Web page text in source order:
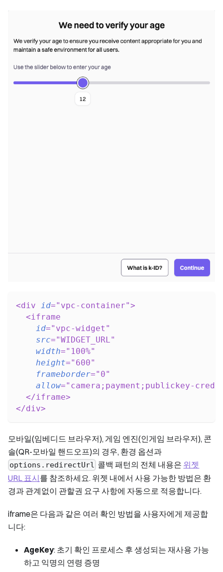
<div id=" vpc-container">
<iframe
id=" vpc-widget "
src="WIDGET_URL"
width=" 100%"
height=" 600"
frameborder=" 0"
allow=" camera;payment;publickey-
</iframe>
</div>
모바일(임베디드 브라우저), 게임 엔진(인게임 브라우저), 콘
솔(QR-모바일 핸드오프)의 경우, 환경 옵션과
options.redirectUrl 콜백 패턴의 전체 내용은 위젯
URL 표시를 참조하세요. 위젯 내에서 사용 가능한 방법은 환
경과 관계없이 관할권 요구 사항에 자동으로 적응합니다.
iframe은 다음과 같은 여러 확인 방법을 사용자에게 제공합
니다:
AgeKey: 초기 확인 프로세스 후 생성되는 재사용 가능
하고 익명의 연령 증명